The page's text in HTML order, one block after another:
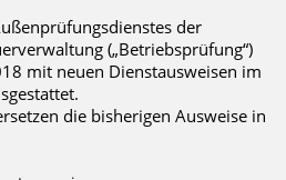
der
(„Betriebsprüfung“)
mit neuen Dienstausweisen im
die bisherigen Ausweise in